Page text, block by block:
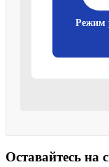
Режим
Оставайтесь на